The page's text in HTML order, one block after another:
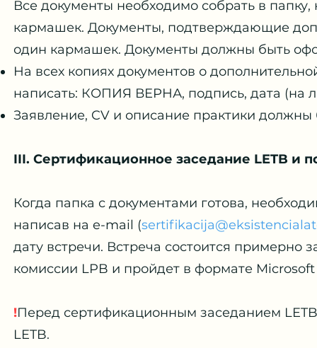
Все документы необходимо собрать в
кармашек. Документы, подтверждающие
один кармашек. Документы должны быть
На всех копиях документов о
написать: КОПИЯ ВЕРНА, подпись, дата (на
Заявление, CV и описание практики
III. Сертификационное заседание LETB и
Когда папка с документами готова,
написав на e-mail (
дату встречи. Встреча состоится
комиссии LPB и пройдет в формате Microsoft
!Перед сертификационным заседанием
LETB.